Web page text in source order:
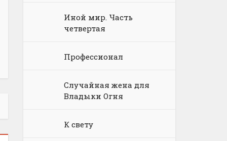
Иной мир. Часть
четвертая
Профессионал
Случайная жена для
Владыки Огня
К свету